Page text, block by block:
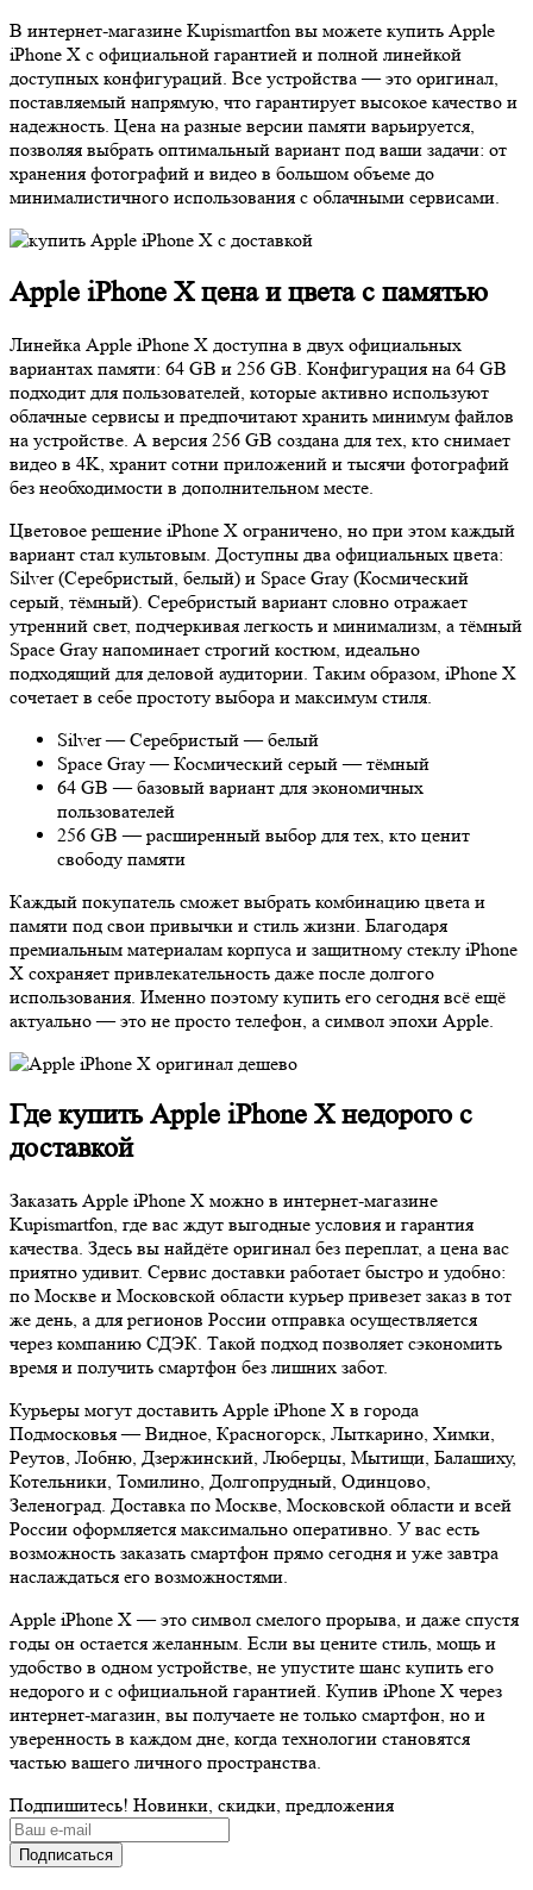
В интернет-магазине Kupismartfon вы можете купить Apple
iPhone X с официальной гарантией и полной линейкой
доступных конфигураций. Все устройства — это оригинал,
поставляемый напрямую, что гарантирует высокое качество и
надежность. Цена на разные версии памяти варьируется,
позволяя выбрать оптимальный вариант под ваши задачи: от
хранения фотографий и видео в большом объеме до
минималистичного использования с облачными сервисами.
Apple iPhone X цена и цвета с памятью
Линейка Apple iPhone X доступна в двух официальных
вариантах памяти: 64 GB и 256 GB. Конфигурация на 64 GB
подходит для пользователей, которые активно используют
облачные сервисы и предпочитают хранить минимум файлов
на устройстве. А версия 256 GB создана для тех, кто снимает
видео в 4K, хранит сотни приложений и тысячи фотографий
без необходимости в дополнительном месте.
Цветовое решение iPhone X ограничено, но при этом каждый
вариант стал культовым. Доступны два официальных цвета:
Silver (Серебристый, белый) и Space Gray (Космический
серый, тёмный). Серебристый вариант словно отражает
утренний свет, подчеркивая легкость и минимализм, а тёмный
Space Gray напоминает строгий костюм, идеально
подходящий для деловой аудитории. Таким образом, iPhone X
сочетает в себе простоту выбора и максимум стиля.
Silver — Серебристый — белый
Space Gray — Космический серый — тёмный
64 GB — базовый вариант для экономичных
пользователей
256 GB — расширенный выбор для тех, кто ценит
свободу памяти
Каждый покупатель сможет выбрать комбинацию цвета и
памяти под свои привычки и стиль жизни. Благодаря
премиальным материалам корпуса и защитному стеклу iPhone
X сохраняет привлекательность даже после долгого
использования. Именно поэтому купить его сегодня всё ещё
актуально — это не просто телефон, а символ эпохи Apple.
Где купить Apple iPhone X недорого с
доставкой
Заказать Apple iPhone X можно в интернет-магазине
Kupismartfon, где вас ждут выгодные условия и гарантия
качества. Здесь вы найдёте оригинал без переплат, а цена вас
приятно удивит. Сервис доставки работает быстро и удобно:
по Москве и Московской области курьер привезет заказ в тот
же день, а для регионов России отправка осуществляется
через компанию СДЭК. Такой подход позволяет сэкономить
время и получить смартфон без лишних забот.
Курьеры могут доставить Apple iPhone X в города
Подмосковья — Видное, Красногорск, Лыткарино, Химки,
Реутов, Лобню, Дзержинский, Люберцы, Мытищи, Балашиху,
Котельники, Томилино, Долгопрудный, Одинцово,
Зеленоград. Доставка по Москве, Московской области и всей
России оформляется максимально оперативно. У вас есть
возможность заказать смартфон прямо сегодня и уже завтра
наслаждаться его возможностями.
Apple iPhone X — это символ смелого прорыва, и даже спустя
годы он остается желанным. Если вы цените стиль, мощь и
удобство в одном устройстве, не упустите шанс купить его
недорого и с официальной гарантией. Купив iPhone X через
интернет-магазин, вы получаете не только смартфон, но и
уверенность в каждом дне, когда технологии становятся
частью вашего личного пространства.
Подпишитесь! Новинки, скидки, предложения